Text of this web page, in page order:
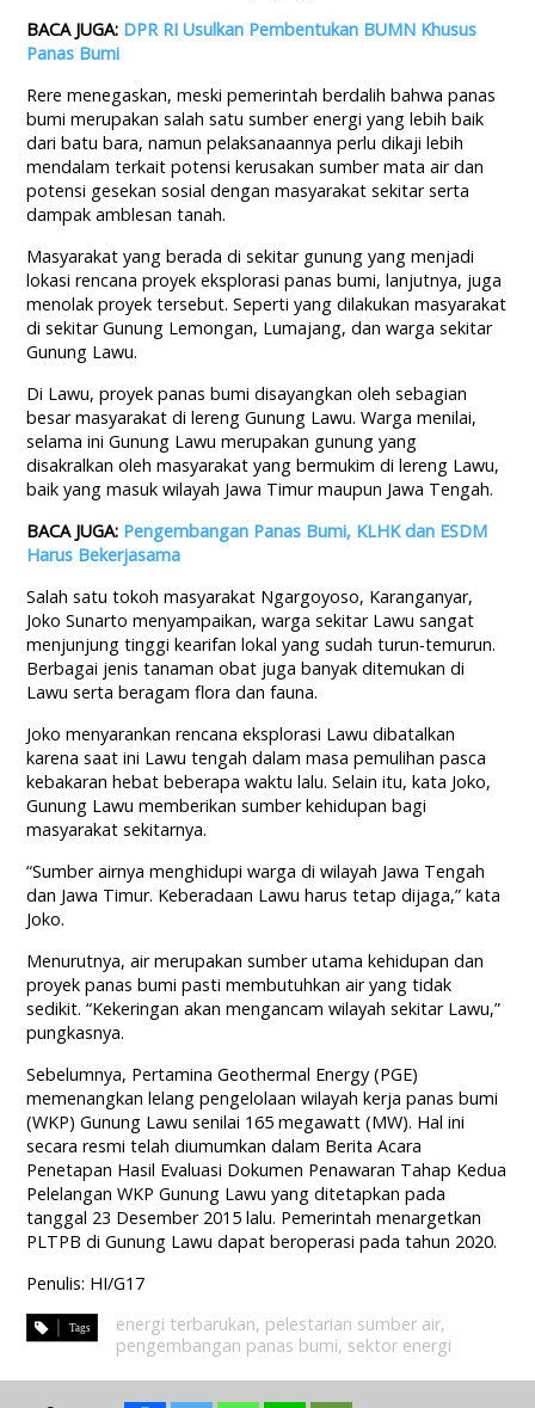
BACA JUGA: DPR RI Usulkan Pembentukan BUMN Khusus
Panas Bumi
Rere menegaskan, meski pemerintah berdalih bahwa panas
bumi merupakan salah satu sumber energi yang lebih baik
dari batu bara, namun pelaksanaannya perlu dikaji lebih
mendalam terkait potensi kerusakan sumber mata air dan
potensi gesekan sosial dengan masyarakat sekitar serta
dampak amblesan tanah.
Masyarakat yang berada di sekitar gunung yang menjadi
lokasi rencana proyek eksplorasi panas bumi, lanjutnya, juga
menolak proyek tersebut. Seperti yang dilakukan masyarakat
di sekitar Gunung Lemongan, Lumajang, dan warga sekitar
Gunung Lawu.
Di Lawu, proyek panas bumi disayangkan oleh sebagian
besar masyarakat di lereng Gunung Lawu. Warga menilai,
selama ini Gunung Lawu merupakan gunung yang
disakralkan oleh masyarakat yang bermukim di lereng Lawu,
baik yang masuk wilayah Jawa Timur maupun Jawa Tengah.
BACA JUGA: Pengembangan Panas Bumi, KLHK dan ESDM
Harus Bekerjasama
Salah satu tokoh masyarakat Ngargoyoso, Karanganyar,
Joko Sunarto menyampaikan, warga sekitar Lawu sangat
menjunjung tinggi kearifan lokal yang sudah turun-temurun.
Berbagai jenis tanaman obat juga banyak ditemukan di
Lawu serta beragam flora dan fauna.
Joko menyarankan rencana eksplorasi Lawu dibatalkan
karena saat ini Lawu tengah dalam masa pemulihan pasca
kebakaran hebat beberapa waktu lalu. Selain itu, kata Joko,
Gunung Lawu memberikan sumber kehidupan bagi
masyarakat sekitarnya.
“Sumber airnya menghidupi warga di wilayah Jawa Tengah
dan Jawa Timur. Keberadaan Lawu harus tetap dijaga,” kata
Joko.
Menurutnya, air merupakan sumber utama kehidupan dan
proyek panas bumi pasti membutuhkan air yang tidak
sedikit. “Kekeringan akan mengancam wilayah sekitar Lawu,”
pungkasnya.
Sebelumnya, Pertamina Geothermal Energy (PGE)
memenangkan lelang pengelolaan wilayah kerja panas bumi
(WKP) Gunung Lawu senilai 165 megawatt (MW). Hal ini
secara resmi telah diumumkan dalam Berita Acara
Penetapan Hasil Evaluasi Dokumen Penawaran Tahap Kedua
Pelelangan WKP Gunung Lawu yang ditetapkan pada
tanggal 23 Desember 2015 lalu. Pemerintah menargetkan
PLTPB di Gunung Lawu dapat beroperasi pada tahun 2020.
Penulis: HI/G17
energi terbarukan, pelestarian sumber air,
pengembangan panas bumi, sektor energi